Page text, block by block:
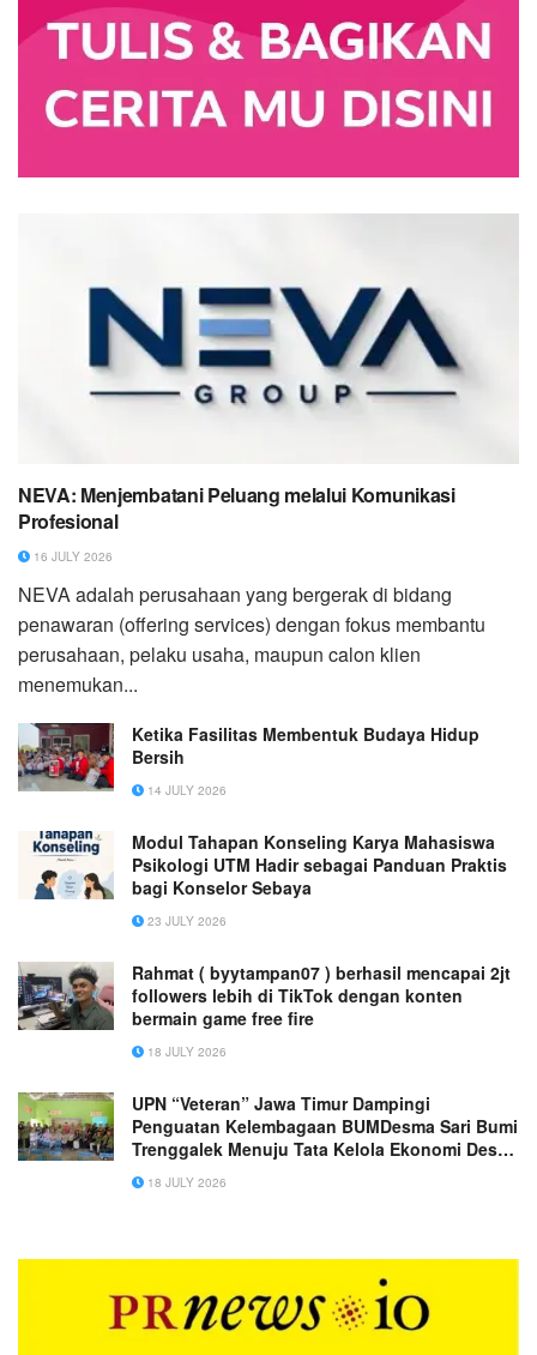
NEVA: Menjembatani Peluang melalui Komunikasi
Profesional
16 JULY 2026
NEVA adalah perusahaan yang bergerak di bidang
penawaran (offering services) dengan fokus membantu
perusahaan, pelaku usaha, maupun calon klien
menemukan...
Ketika Fasilitas Membentuk Budaya Hidup
Bersih
14 JULY 2026
Modul Tahapan Konseling Karya Mahasiswa
Psikologi UTM Hadir sebagai Panduan Praktis
bagi Konselor Sebaya
23 JULY 2026
Rahmat ( byytampan07 ) berhasil mencapai 2jt
followers lebih di TikTok dengan konten
bermain game free fire
18 JULY 2026
UPN “Veteran” Jawa Timur Dampingi
Penguatan Kelembagaan BUMDesma Sari Bumi
Trenggalek Menuju Tata Kelola Ekonomi Desa
Berkelanjutan
18 JULY 2026